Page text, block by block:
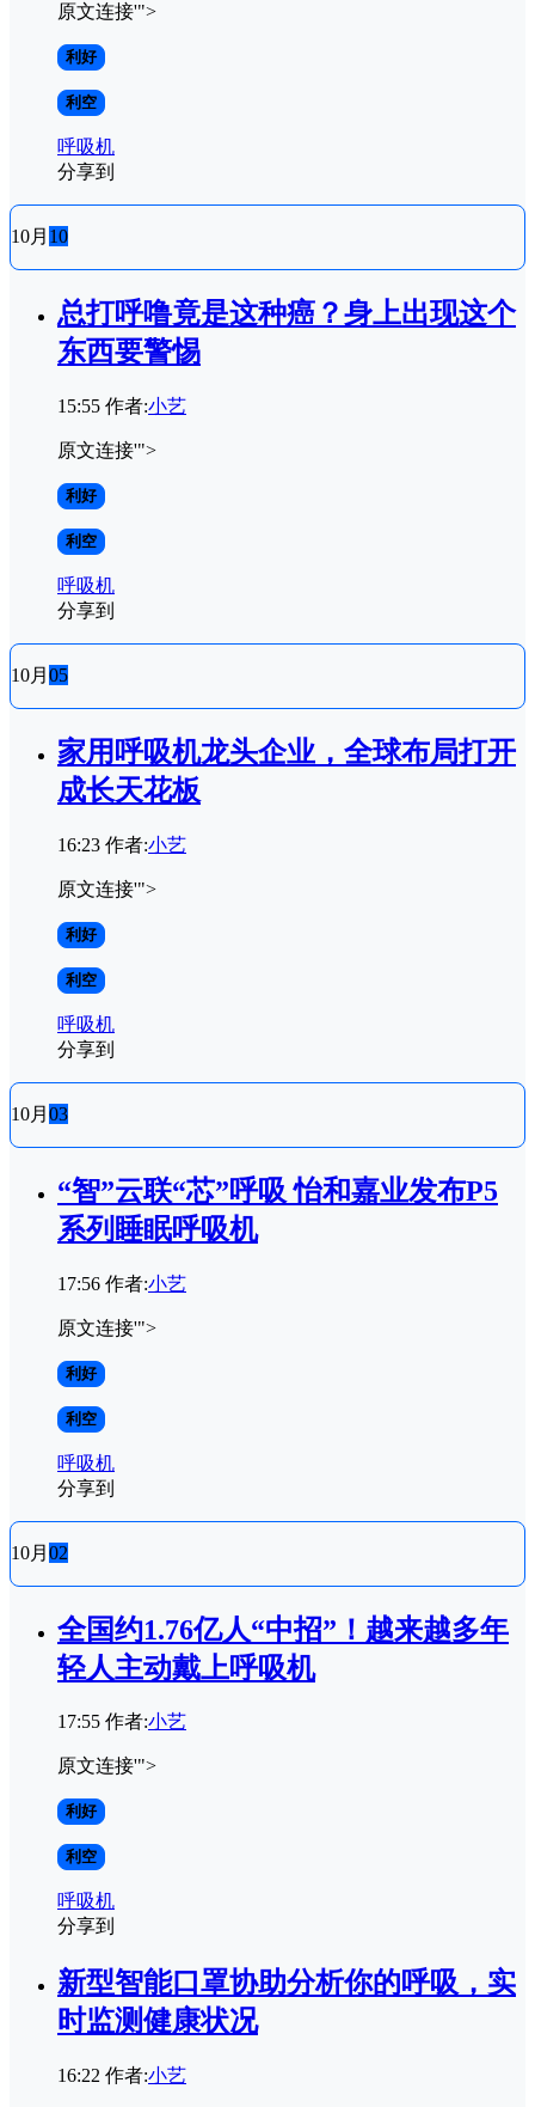
原文连接'">
利好
利空
呼吸机
分享到
10月 10
总打呼噜竟是这种癌？身上出现这个
东西要警惕
15:55 作者:小艺
原文连接'">
利好
利空
呼吸机
分享到
10月 05
家用呼吸机龙头企业，全球布局打开
成长天花板
16:23 作者:小艺
原文连接'">
利好
利空
呼吸机
分享到
10月 03
“智”云联“芯”呼吸 怡和嘉业发布P5
系列睡眠呼吸机
17:56 作者:小艺
原文连接'">
利好
利空
呼吸机
分享到
10月 02
全国约1.76亿人“中招”！越来越多年
轻人主动戴上呼吸机
17:55 作者:小艺
原文连接'">
利好
利空
呼吸机
分享到
新型智能口罩协助分析你的呼吸，实
时监测健康状况
16:22 作者:小艺